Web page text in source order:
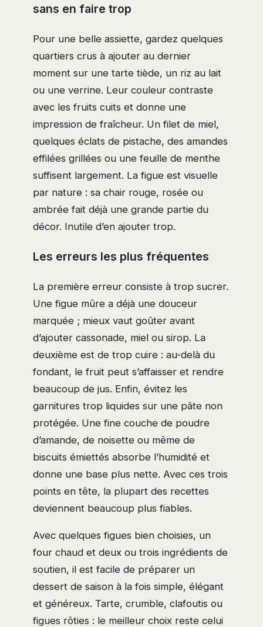
sans en faire trop
Pour une belle assiette, gardez quelques
quartiers crus à ajouter au dernier
moment sur une tarte tiède, un riz au lait
ou une verrine. Leur couleur contraste
avec les fruits cuits et donne une
impression de fraîcheur. Un filet de miel,
quelques éclats de pistache, des amandes
effilées grillées ou une feuille de menthe
suffisent largement. La figue est visuelle
par nature : sa chair rouge, rosée ou
ambrée fait déjà une grande partie du
décor. Inutile d’en ajouter trop.
Les erreurs les plus fréquentes
La première erreur consiste à trop sucrer.
Une figue mûre a déjà une douceur
marquée ; mieux vaut goûter avant
d’ajouter cassonade, miel ou sirop. La
deuxième est de trop cuire : au-delà du
fondant, le fruit peut s’affaisser et rendre
beaucoup de jus. Enfin, évitez les
garnitures trop liquides sur une pâte non
protégée. Une fine couche de poudre
d’amande, de noisette ou même de
biscuits émiettés absorbe l’humidité et
donne une base plus nette. Avec ces trois
points en tête, la plupart des recettes
deviennent beaucoup plus fiables.
Avec quelques figues bien choisies, un
four chaud et deux ou trois ingrédients de
soutien, il est facile de préparer un
dessert de saison à la fois simple, élégant
et généreux. Tarte, crumble, clafoutis ou
figues rôties : le meilleur choix reste celui